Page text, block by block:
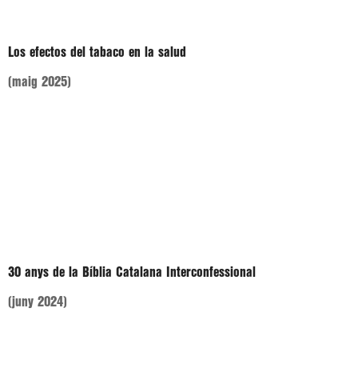
Los efectos del tabaco en la salud
(maig 2025)
30 anys de la Bíblia Catalana Interconfessional
(juny 2024)